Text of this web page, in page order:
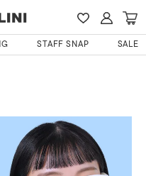
STAFF SNAP SALE